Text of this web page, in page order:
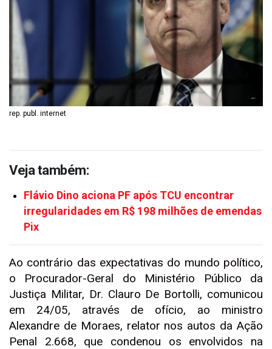
rep. publ. internet
Veja também:
Flávio Dino aciona PF após TCU encontrar
irregularidades em R$ 198 milhões de emendas
Pix
Ao contrário das expectativas do mundo político,
o Procurador-Geral do Ministério Público da
Justiça Militar, Dr. Clauro De Bortolli, comunicou
em 24/05, através de ofício, ao ministro
Alexandre de Moraes, relator nos autos da Ação
Penal 2.668, que condenou os envolvidos na